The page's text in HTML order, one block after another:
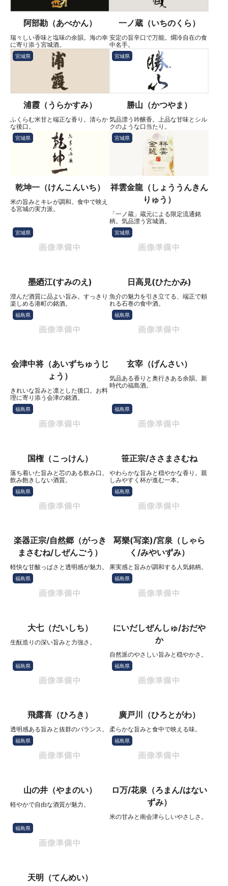
阿部勘（あべかん）
瑞々しい香味と塩味の余韻。海の幸
に寄り添う宮城酒。
一ノ蔵（いちのくら）
安定の旨辛口で万能。燗冷自在の食
中名手。
宮城県
浦霞（うらかすみ）
ふくらむ米甘と端正な香り。清らか
な後口。
宮城県
勝山（かつやま）
気品漂う吟醸香。上品な甘味とシル
クのような口当たり。
宮城県
乾坤一（けんこんいち）
米の旨みとキレが調和。食中で映え
る宮城の実力派。
宮城県
祥雲金龍（しょううんきん
りゅう）
「一ノ蔵」蔵元による限定流通銘
柄。気品漂う宮城酒。
宮城県
墨廼江(すみのえ)
澄んだ酒質に品よい旨み。すっきり
楽しめる港町の銘酒。
宮城県
日高見(ひたかみ)
魚介の魅力を引き立てる、端正で頼
れる石巻の食中酒。
福島県
会津中将（あいずちゅうじ
ょう）
きれいな旨みと凛とした後口。お料
理に寄り添う会津の銘酒。
福島県
玄宰（げんさい）
気品ある香りと奥行きある余韻。新
時代の福島酒。
福島県
国権（こっけん）
落ち着いた旨みと芯のある飲み口。
飲み飽きしない酒質。
福島県
笹正宗/ささまさむね
やわらかな旨みと穏やかな香り。親
しみやすく杯が進む一本。
福島県
楽器正宗/自然郷（がっき
まさむね/しぜんごう）
軽快な甘酸っぱさと透明感が魅力。
福島県
冩樂(写楽)/宮泉（しゃら
く/みやいずみ）
果実感と旨みが調和する人気銘柄。
福島県
大七（だいしち）
生酛造りの深い旨みと力強さ。
福島県
にいだしぜんしゅ/おだや
か
自然派のやさしい旨みと穏やかさ。
福島県
飛露喜（ひろき）
透明感ある旨みと抜群のバランス。
福島県
廣戸川（ひろとがわ）
柔らかな旨みと食中で映える味。
福島県
山の井（やまのい）
軽やかで自由な酒質が魅力。
福島県
ロ万/花泉（ろまん/はない
ずみ）
米の甘みと南会津らしいやさしさ。
福島県
天明（てんめい）